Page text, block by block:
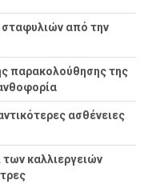
από την
παρακολούθησης της
ασθένειες
των καλλιεργειών